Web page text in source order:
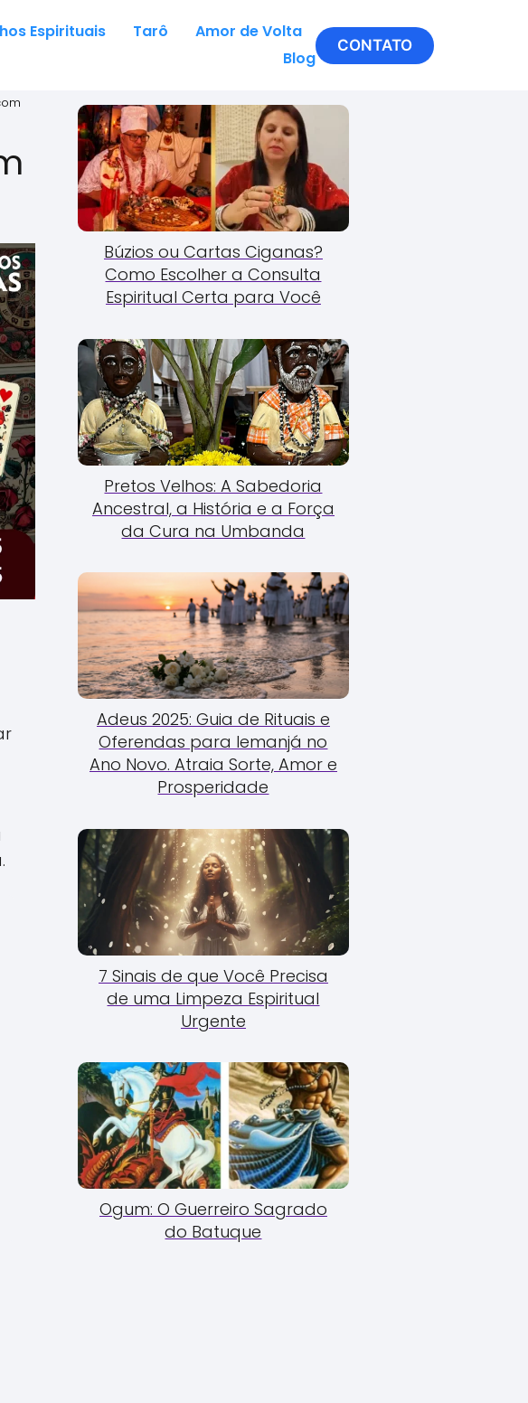
Espirituais Tarô
Amor de Volta
Blog
CONTATO
Búzios ou Cartas Ciganas?
Como Escolher a Consulta
Espiritual Certa para Você
Pretos Velhos: A Sabedoria
Ancestral, a História e a Força
da Cura na Umbanda
Adeus 2025: Guia de Rituais e
Oferendas para Iemanjá no
Ano Novo. Atraia Sorte, Amor e
Prosperidade
7 Sinais de que Você Precisa
de uma Limpeza Espiritual
Urgente
Ogum: O Guerreiro Sagrado
do Batuque